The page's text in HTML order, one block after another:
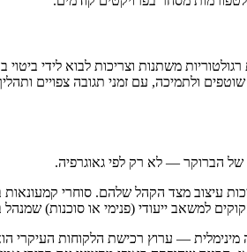
משתנות וצריכות לבוא לידי
ולתמיכה, עם זמני תגובה צפויים
הברוקר — לא רק לפי גאוגרפיה.
עיצוב מצד הקהל שלהם. סוחרי
למשאב ייעודי (פנימי או סוכנות)